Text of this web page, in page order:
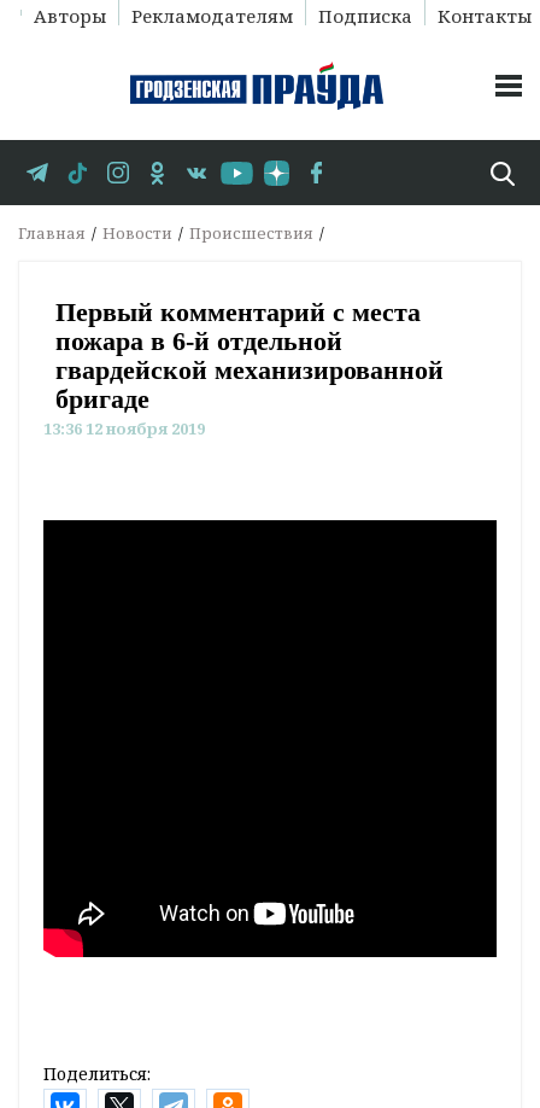
Авторы Рекламодателям Подписка Контакты
Главная Новости Происшествия
Первый комментарий с места
пожара в 6-й отдельной
гвардейской механизированной
бригаде
13:36 12 ноября 2019
Поделиться: